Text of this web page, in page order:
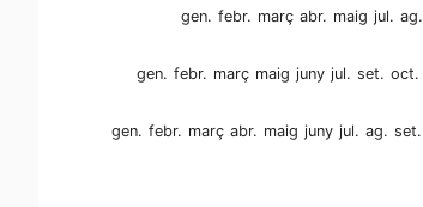
gen. febr. març abr. maig jul. ag.
gen. febr. març maig juny jul. set. oct.
gen. febr. març abr. maig juny jul. ag. set.